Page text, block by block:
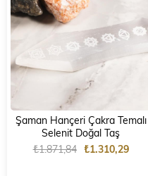
Şaman Hançeri Çakra Temalı
Selenit Doğal Taş
₺1.310,29
₺1.871,84